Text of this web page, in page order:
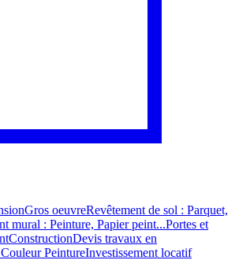
Gros oeuvreRevêtement de sol : Parquet,
mural : Peinture, Papier peint...Portes et
ConstructionDevis travaux en
PeintureInvestissement locatif